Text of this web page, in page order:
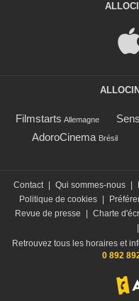
Filmstarts Allemagne
AdoroCinema Brésil
Contact Qui sommes-nous
Politique de cookies
Revue de presse
Charte
Retrouvez tous les horaires et
0 892